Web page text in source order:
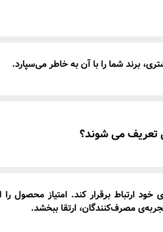
برند شما را با آن به خاطر می‌سپارد.
تعریف می شوند؟
خود ارتباط برقرار کند. امتیاز محصول
مصرف‌کنندگان، ارتقا ببخشد.